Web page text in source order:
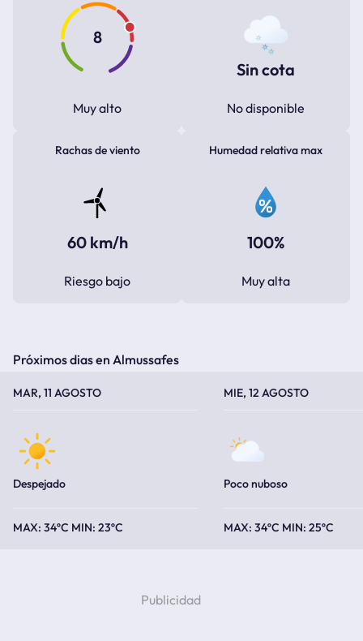
8
Muy alto
Sin cota
No disponible
Rachas de viento
60 km/h
Riesgo bajo
Humedad relativa max
100%
Muy alta
Próximos dias en Almussafes
MAR, 11 AGOSTO
Despejado
34ºC 23ºC
MIE, 12 AGOSTO
Poco nuboso
34ºC 25ºC